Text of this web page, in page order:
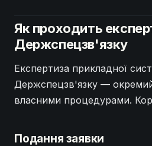
Як проходить
Держспецзв'язку
Експертиза прикладної
Держспецзв'язку —
власними процедурами.
Подання заявки